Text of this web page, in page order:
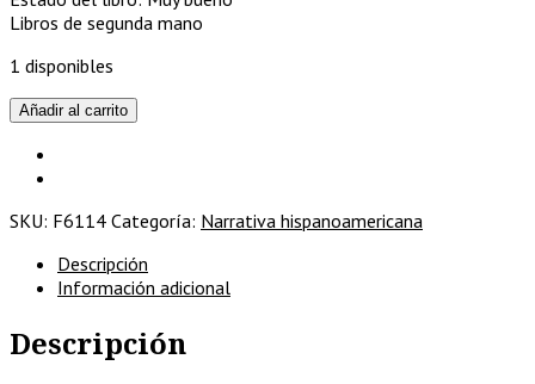
Libros de segunda mano
1 disponibles
Del
amor
otros
cantidad
Añadir al carrito
SKU: F6114 Categoría: Narrativa hispanoamericana
Descripción
Información adicional
Descripción